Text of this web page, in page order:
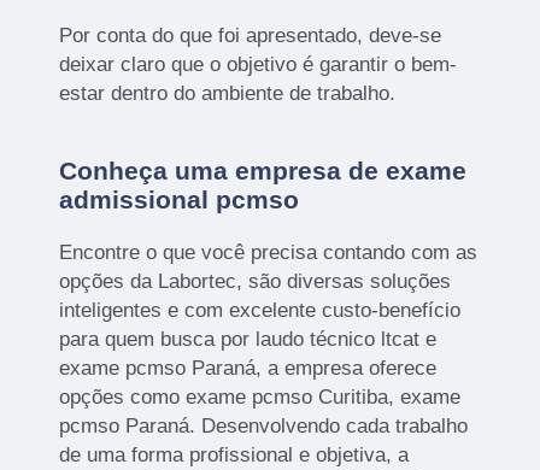
Por conta do que foi apresentado, deve-se
deixar claro que o objetivo é garantir o bem-
estar dentro do ambiente de trabalho.
Conheça uma empresa de exame
admissional pcmso
Encontre o que você precisa contando com as
opções da Labortec, são diversas soluções
inteligentes e com excelente custo-benefício
para quem busca por laudo técnico ltcat e
exame pcmso Paraná, a empresa oferece
opções como exame pcmso Curitiba, exame
pcmso Paraná. Desenvolvendo cada trabalho
de uma forma profissional e objetiva, a